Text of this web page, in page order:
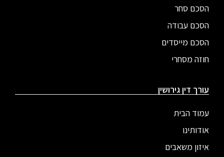
הסכם סחר
הסכם עבודה
הסכם מייסדים
חוזה מסחרי
עורך דין גירושין
עמוד הבית
אודותינו
איזון משאבים